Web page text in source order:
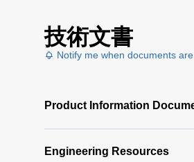
技術文書
Notify me when documents
Product Information
Engineering Resources